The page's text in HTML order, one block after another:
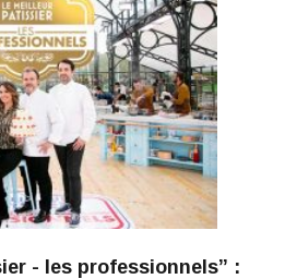
- les professionnels” :